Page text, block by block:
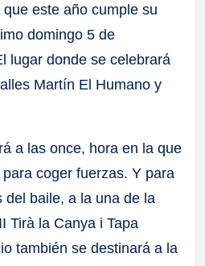
este año cumple su
domingo 5 de
lugar donde se celebrará
Martín El Humano y
a las once, hora en la que
coger fuerzas. Y para
del baile, a la una de la
Tirà la Canya i Tapa
también se destinará a la